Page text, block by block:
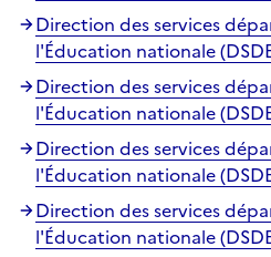
Direction des services
l'Éducation nationale
Direction des services
l'Éducation nationale
Direction des services
l'Éducation nationale
Direction des services
l'Éducation nationale